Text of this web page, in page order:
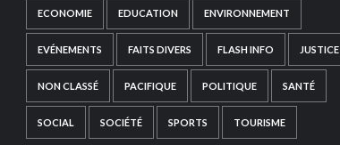
ECONOMIE EDUCATION ENVIRONNEMENT
EVÉNEMENTS FAITS DIVERS FLASH INFO JUSTICE
NON CLASSÉ PACIFIQUE POLITIQUE SANTÉ
SOCIAL SOCIÉTÉ SPORTS TOURISME